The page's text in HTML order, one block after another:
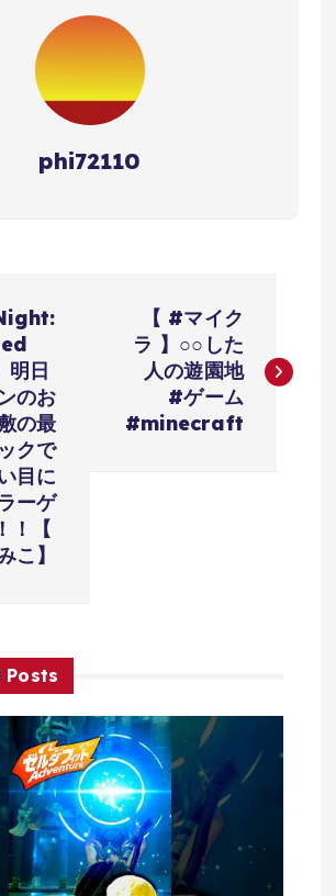
phi72110
明日
のお
の最
クで
目に
ーゲ
！【
こ】
【 #マイク
ラ 】○○した
人の遊園地
#ゲーム
#minecraft
Posts